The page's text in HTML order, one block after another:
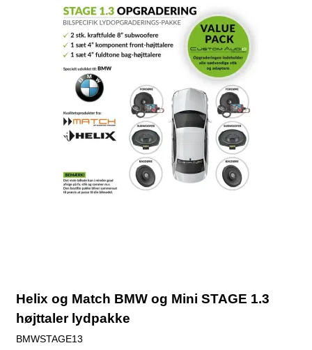
Helix og Match BMW og Mini STAGE 1.3
højttaler lydpakke
BMWSTAGE13